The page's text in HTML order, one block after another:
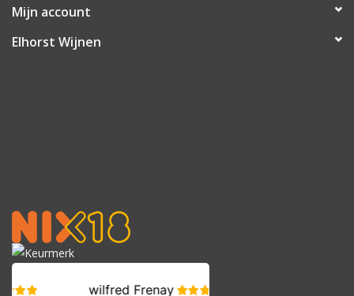
Mijn account
Elhorst Wijnen